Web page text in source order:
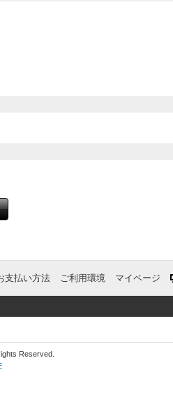
支払い方法 ご利用環境 マイページ
Reserved.